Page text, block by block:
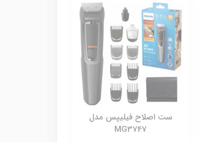
ست اصلاح فیلیپس مدل
MG3747